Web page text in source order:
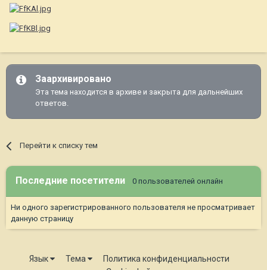
Заархивировано
Эта тема находится в архиве и закрыта для дальнейших
ответов.
Перейти к списку тем
Последние посетители 0 пользователей онлайн
Ни одного зарегистрированного пользователя не просматривает
данную страницу
Язык Тема
Политика конфиденциальности